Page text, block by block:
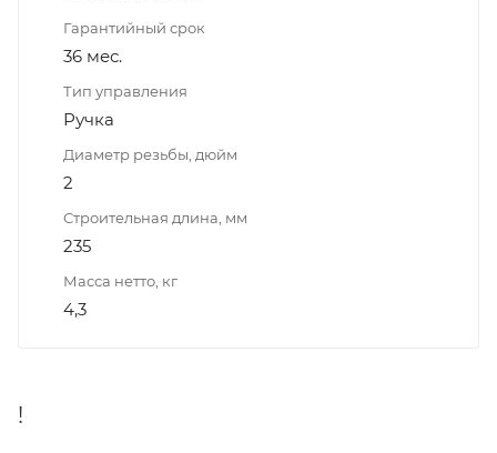
Гарантийный срок
36 мес.
Тип управления
Ручка
Диаметр резьбы, дюйм
2
Строительная длина, мм
235
Масса нетто, кг
4,3
!